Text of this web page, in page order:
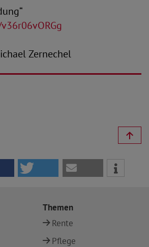
Zernechel
Themen
Rente
Pflege